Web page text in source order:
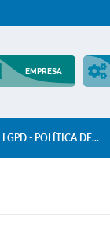
EMPRESA
LGPD - POLÍTICA DE...